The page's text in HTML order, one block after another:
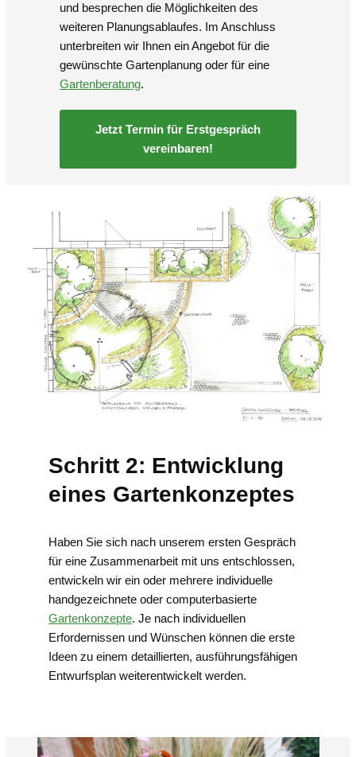
und besprechen die Möglichkeiten des
weiteren Planungsablaufes. Im Anschluss
unterbreiten wir Ihnen ein Angebot für die
gewünschte Gartenplanung oder für eine
Gartenberatung.
Jetzt Termin für Erstgespräch
vereinbaren!
Schritt 2: Entwicklung
eines Gartenkonzeptes
Haben Sie sich nach unserem ersten Gespräch
für eine Zusammenarbeit mit uns entschlossen,
entwickeln wir ein oder mehrere individuelle
handgezeichnete oder computerbasierte
Gartenkonzepte. Je nach individuellen
Erfordernissen und Wünschen können die erste
Ideen zu einem detaillierten, ausführungsfähigen
Entwurfsplan weiterentwickelt werden.